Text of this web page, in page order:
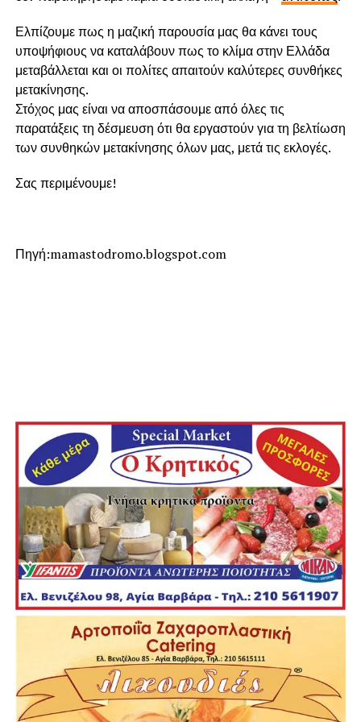
Ελπίζουμε πως η μαζική παρουσία μας θα κάνει τους
υποψήφιους να καταλάβουν πως το κλίμα στην Ελλάδα
μεταβάλλεται και οι πολίτες απαιτούν καλύτερες συνθήκες
μετακίνησης.
Στόχος μας είναι να αποσπάσουμε από όλες τις
παρατάξεις τη δέσμευση ότι θα εργαστούν για τη βελτίωση
των συνθηκών μετακίνησης όλων μας, μετά τις εκλογές.
Σας περιμένουμε!
Πηγή:mamastodromo.blogspot.com